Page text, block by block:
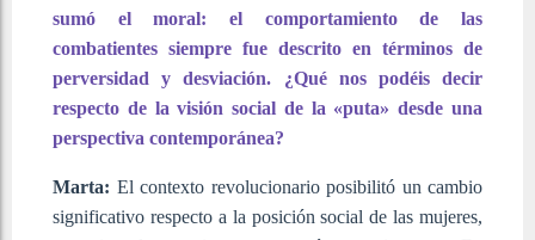
sumó el moral: el comportamiento de las
combatientes siempre fue descrito en términos de
perversidad y desviación. ¿Qué nos podéis decir
respecto de la visión social de la «puta» desde una
perspectiva contemporánea?
Marta: El contexto revolucionario posibilitó un cambio
significativo respecto a la posición social de las mujeres,